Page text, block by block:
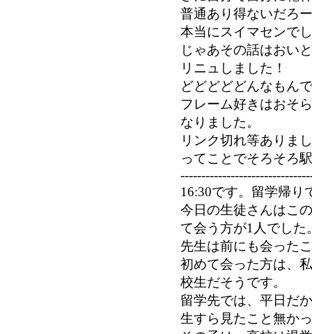
普通あり得ないだろ
本当にスイマセンで
じゃあその話はおい
リニュしました！
どどどどどんなもん
フレーム好きはおそ
なりました。
リンク切れ等ありま
ってことでそろそろ
16:30です。留学帰り
今日の生徒さんはこ
て会う方が1人でした
先生は前にも会った
初めて会った方は、
校生だそうです。
留学先では、平日だ
生すら見たこと無か